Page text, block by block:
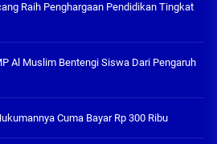
Raih Penghargaan Pendidikan Tingkat
Al Muslim Bentengi Siswa Dari Pengaruh
Cuma Bayar Rp 300 Ribu